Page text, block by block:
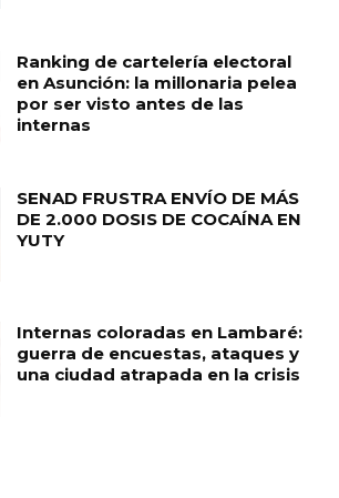
Ranking de cartelería electoral
en Asunción: la millonaria pelea
por ser visto antes de las
internas
SENAD FRUSTRA ENVÍO DE MÁS
DE 2.000 DOSIS DE COCAÍNA EN
YUTY
Internas coloradas en Lambaré:
guerra de encuestas, ataques y
una ciudad atrapada en la crisis